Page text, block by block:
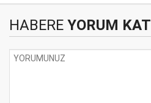
HABERE YORUM KAT